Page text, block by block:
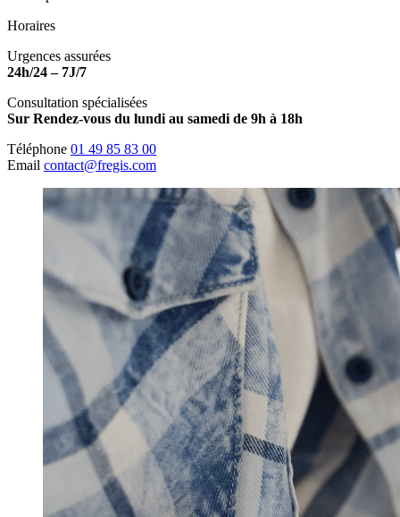
Horaires
Urgences assurées
24h/24 – 7J/7
Consultation spécialisées
Sur Rendez-vous du lundi au samedi de 9h à 18h
Téléphone 01 49 85 83 00
Email contact@fregis.com